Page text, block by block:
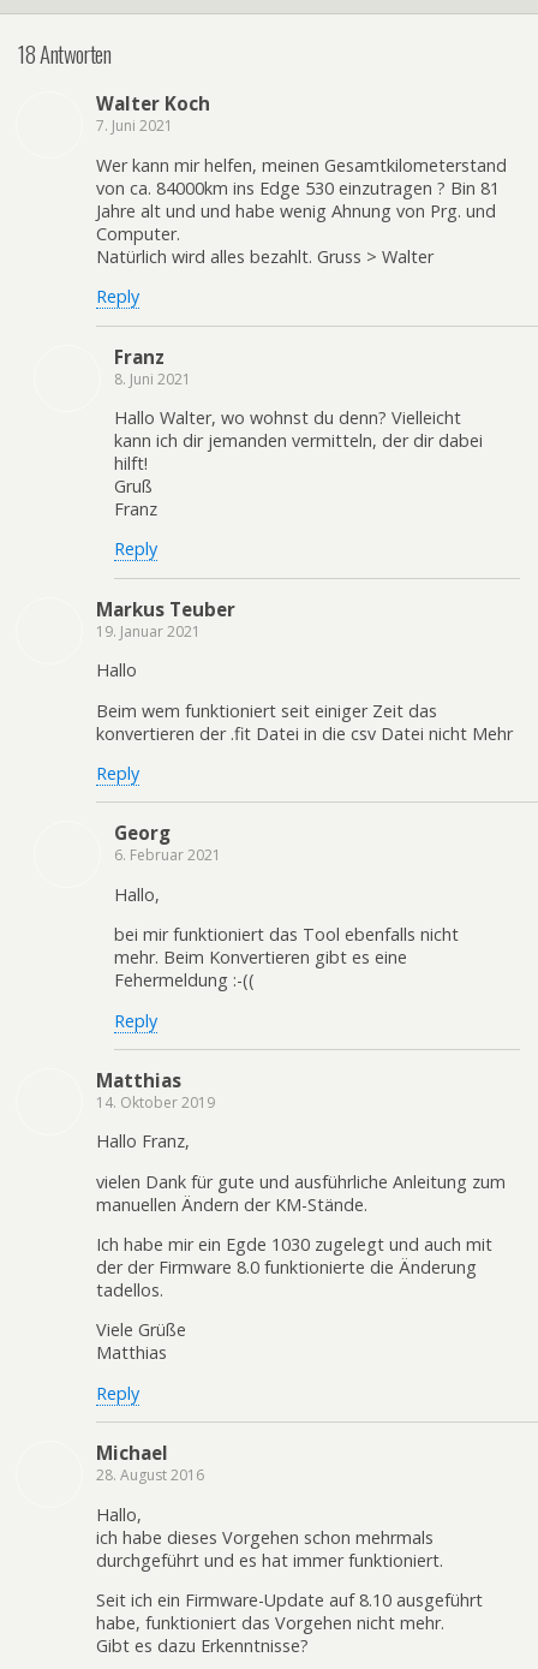
18 Antworten
Walter Koch
7. Juni 2021
Wer kann mir helfen, meinen Gesamtkilometerstand
von ca. 84000km ins Edge 530 einzutragen ? Bin 81
Jahre alt und und habe wenig Ahnung von Prg. und
Computer.
Natürlich wird alles bezahlt. Gruss > Walter
Reply
Franz
8. Juni 2021
Hallo Walter, wo wohnst du denn? Vielleicht
kann ich dir jemanden vermitteln, der dir dabei
hilft!
Gruß
Franz
Reply
Markus Teuber
19. Januar 2021
Hallo
Beim wem funktioniert seit einiger Zeit das
konvertieren der .fit Datei in die csv Datei nicht Mehr
Reply
Georg
6. Februar 2021
Hallo,
bei mir funktioniert das Tool ebenfalls nicht
mehr. Beim Konvertieren gibt es eine
Fehermeldung :-((
Reply
Matthias
14. Oktober 2019
Hallo Franz,
vielen Dank für gute und ausführliche Anleitung zum
manuellen Ändern der KM-Stände.
Ich habe mir ein Egde 1030 zugelegt und auch mit
der der Firmware 8.0 funktionierte die Änderung
tadellos.
Viele Grüße
Matthias
Reply
Michael
28. August 2016
Hallo,
ich habe dieses Vorgehen schon mehrmals
durchgeführt und es hat immer funktioniert.
Seit ich ein Firmware-Update auf 8.10 ausgeführt
habe, funktioniert das Vorgehen nicht mehr.
Gibt es dazu Erkenntnisse?